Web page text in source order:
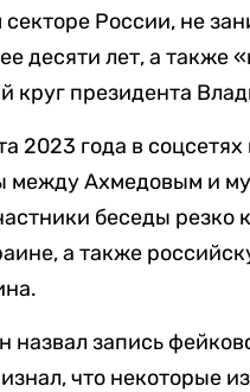
секторе России, не
десяти лет, а также
круг президента
2023 года в
между Ахмедовым и
беседы резко
а также
запись
что некоторые